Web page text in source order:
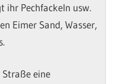
ihr Pechfackeln usw.
Eimer Sand, Wasser,
eine